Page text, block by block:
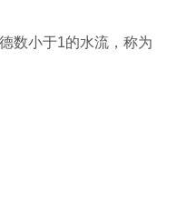
数小于1的水流，称为